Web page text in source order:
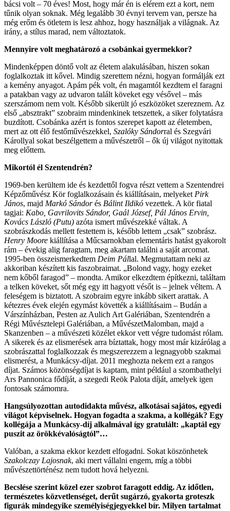
bácsi volt – 70 éves! Most, hogy már én is elérem ezt a kort, nem
tűnik olyan soknak. Még legalább 30 évnyi tervem van, persze ha
még erőm és ötletem is lesz ahhoz, hogy használjak a világnak. Az
irány, a stílus marad, nem változtatok.
Mennyire volt meghatározó a csobánkai gyermekkor?
Mindenképpen döntő volt az életem alakulásában, hiszen sokan
foglalkoztak itt kővel. Mindig szerettem nézni, hogyan formálják ezt
a kemény anyagot. Apám pék volt, én magamtól kezdtem el faragni
a patakban vagy az udvaron talált köveket egy vésővel – más
szerszámom nem volt. Később sikerült jó eszközöket szereznem. Az
első „absztrakt” szobraim mindenkinek tetszettek, a siker folytatásra
buzdított. Csobánka azért is fontos szerepet kapott az életemben,
mert az ott élő festőművészekkel, Szalóky Sándorral és Szegvári
Károllyal sokat beszélgettem a művészetről – ők új világot nyitottak
meg előttem.
Mikortól él Szentendrén?
1969-ben kerültem ide és kezdettől fogva részt vettem a Szentendrei
Képzőművész Kör foglalkozásain és kiállításain, melyeket Pirk
János, majd Markó Sándorés Bálint Ildikó vezettek. A kör fiatal
tagjai: Kabo, Gavrilovits Sándor, Gaál József, Pál János Ervin,
Kovács László (Putu) azóta ismert művészekké váltak. A
szobrászkodás mellett festettem is, később lettem „csak” szobrász.
Henry Moore kiállítása a Műcsarnokban elementáris hatást gyakorolt
rám – évekig alig faragtam, meg akartam találni a saját arcomat.
1995-ben összeismerkedtem Deim Pállal. Megmutattam neki az
akkoriban készített kis faszobraimat. „Bolond vagy, hogy ezeket
nem kőből faragod” – mondta. Amikor elkezdtem építkezni, találtam
a telken köveket, sőt még egy itt hagyott vésőt is – jelnek véltem. A
feleségem is biztatott. A szobraim egyre inkább sikert arattak. A
kétezres évek elején egymást követték a kiállításaim – Budán a
Várszínházban, Pesten az Aulich Art Galériában, Szentendrén a
Régi Művésztelepi Galériában, a MűvészetMalomban, majd a
Skanzenben – a művészeti közélet ekkor vett végre tudomást rólam.
A sikerek és az elismerések arra bíztattak, hogy most már kizárólag a
szobrászattal foglalkozzak és megszerezzem a legnagyobb szakmai
elismerést, a Munkácsy-díjat. 2011 meghozta nekem ezt a rangos
díjat. Számos közönségdíjat is kaptam, mint például a szombathelyi
Ars Pannonica fődíját, a szegedi Reök Palota díját, amelyek igen
fontosak számomra.
Hangsúlyozottan autodidakta művész, alkotásai sajátos, egyedi
világot képviselnek. Hogyan fogadta a szakma, a kollégák? Egy
kollégája a Munkácsy-díj alkalmával így gratulált: „kaptál egy
puszit az örökkévalóságtól”…
Valóban, a szakma ekkor kezdett elfogadni. Sokat köszönhetek
Szakolczay Lajosnak, aki mert vállalni engem, míg a többi
művészettörténész nem tudott hová helyezni.
Becslése szerint közel ezer szobrot faragott eddig. Az időtlen,
természetes közvetlenséget, derűt sugárzó, gyakorta groteszk
figurák mindegyike személyiségjegyekkel bír. Milyen tartalmat